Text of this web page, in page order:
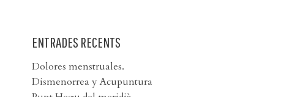
ENTRADES RECENTS
Dolores menstruales.
Dismenorrea y Acupuntura